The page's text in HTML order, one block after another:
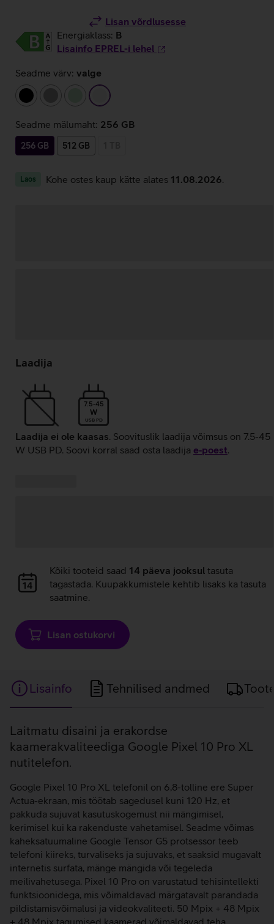
Lisan võrdlusesse
Energiaklass: B
Lisainfo EPREL-i lehel
Seadme värv: valge
must
heleroheline
valge
Seadme mälumaht: 256 GB
256 GB 512 GB
Laos Kohe ostes kaup kätte alates 11.08.2026
laadimine
Laadija
7.5-45
W
USB PD
Laadija ei ole kaasas. Soovituslik laadija võimsus on 7.5-45
W USB PD. Soovi korral saad osta laadija e‑poest.
Andmete
laadimine
Kõiki tooteid saad 14 päeva jooksul tasuta
tagastada. Kuupakkumistele kehtib lisaks ka tasuta
saatmine.
Lisan ostukorvi
Lisainfo Tehnilised andmed
Lisainfo
Laitmatu disaini ja erakordse
kaamerakvaliteediga Google Pixel 10 Pro XL
nutitelefon.
Google Pixel 10 Pro XL telefonil on 6,8-tolline ere Super
Actua-ekraan, mis töötab sagedusel kuni 120 Hz, et
pakkuda sujuvat kasutuskogemust nii mängimisel,
kerimisel kui ka rakenduste vahetamisel. Seadme võimas
kaheksatuumaline Google Tensor G5 protsessor teeb
telefoni kiireks, turvaliseks ja sujuvaks, et saaksid mugavalt
internetis surfata, mänge mängida või tegeleda
meilivahetusega. Pixel 10 Pro on varustatud tehisintellekti
funktsioonidega, mis võimaldavad märgatavalt parandada
pildistamisvõimalusi ja videokvaliteeti. 50 Mpix + 48 Mpix
+ 48 Mpix tagumised kaamerad võimaldavad teha